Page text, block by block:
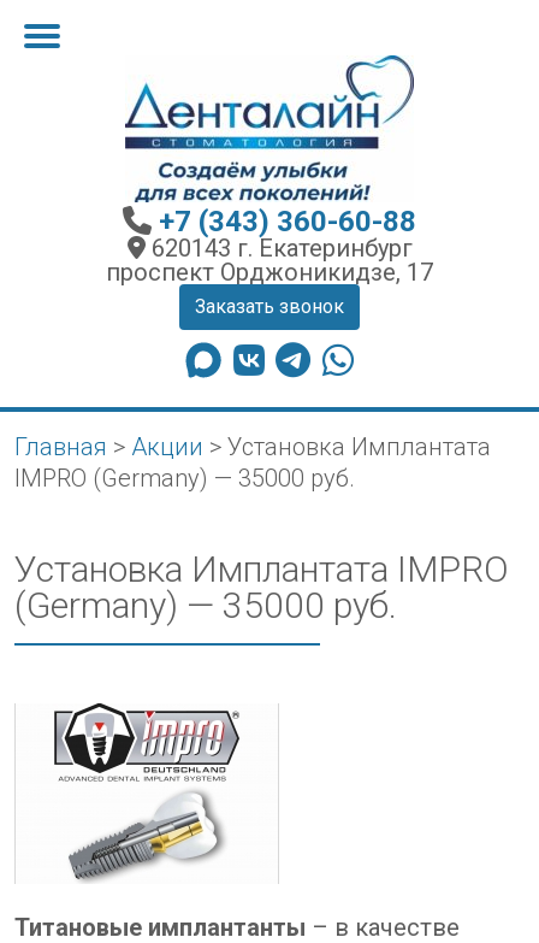
+7 (343) 360-60-88
620143 г. Екатеринбург
проспект Орджоникидзе, 17
Заказать звонок
Главная > Акции > Установка Имплантата
IMPRO (Germany) — 35000 руб.
Установка Имплантата IMPRO
(Germany) — 35000 руб.
Титановые имплантанты – в качестве